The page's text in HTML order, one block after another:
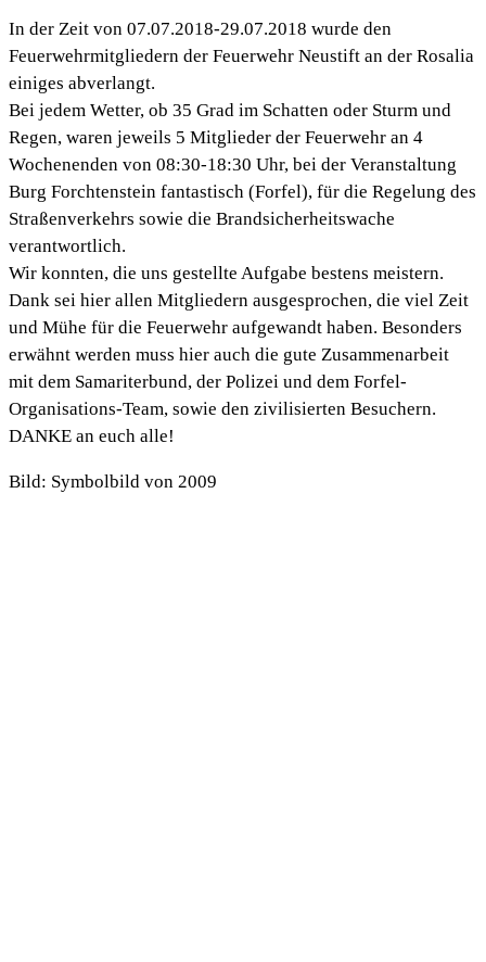
In der Zeit von 07.07.2018-29.07.2018 wurde den
Feuerwehrmitgliedern der Feuerwehr Neustift an der Rosalia
einiges abverlangt.
Bei jedem Wetter, ob 35 Grad im Schatten oder Sturm und
Regen, waren jeweils 5 Mitglieder der Feuerwehr an 4
Wochenenden von 08:30-18:30 Uhr, bei der Veranstaltung
Burg Forchtenstein fantastisch (Forfel), für die Regelung des
Straßenverkehrs sowie die Brandsicherheitswache
verantwortlich.
Wir konnten, die uns gestellte Aufgabe bestens meistern.
Dank sei hier allen Mitgliedern ausgesprochen, die viel Zeit
und Mühe für die Feuerwehr aufgewandt haben. Besonders
erwähnt werden muss hier auch die gute Zusammenarbeit
mit dem Samariterbund, der Polizei und dem Forfel-
Organisations-Team, sowie den zivilisierten Besuchern.
DANKE an euch alle!
Bild: Symbolbild von 2009